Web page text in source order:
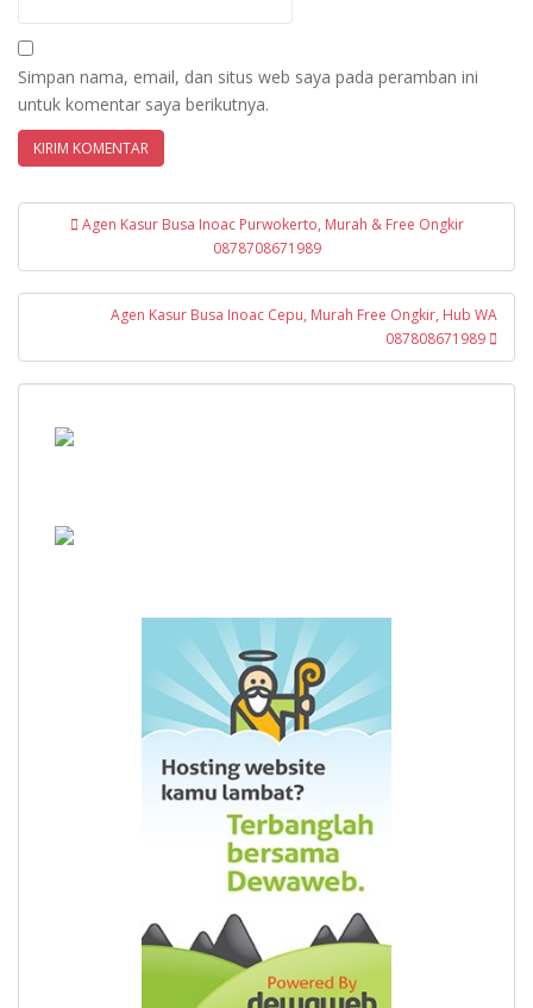
Simpan nama, email, dan situs web saya pada peramban ini
untuk komentar saya berikutnya.
NavigasiAgen Kasur Busa Inoac Purwokerto, Murah & Free Ongkir
0878708671989
Agen Kasur Busa Inoac Cepu, Murah Free Ongkir, Hub WA
087808671989